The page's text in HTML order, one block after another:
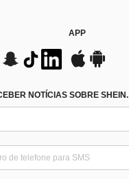
APP
NOTÍCIAS SOBRE SHEIN.